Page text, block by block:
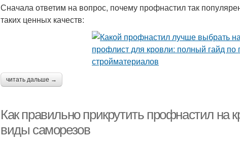
Сначала ответим на вопрос, почему профнастил так
таких ценных качеств:
читать дальше →
Как правильно прикрутить профнастил
виды саморезов